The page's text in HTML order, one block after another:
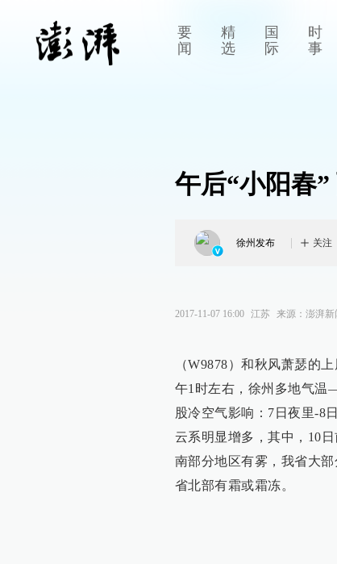
要
闻
精
选
国
际
时
事
午后“小阳春
徐州发布 关注
2017-11-07 16:00 江苏 来源： 澎湃新
（W9878）和秋风萧瑟的
午1时左右，徐州多地气
股冷空气影响：7日夜里-8
云系明显增多，其中，10
南部分地区有雾，我省大
省北部有霜或霜冻。